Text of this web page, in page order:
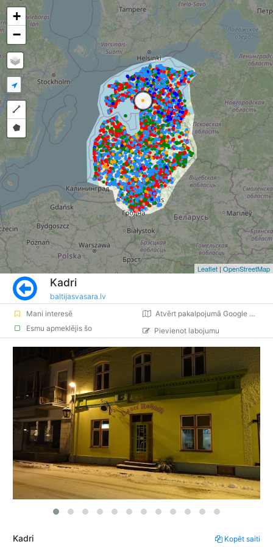
+
−
Draw a polyline
Draw a polygon
Leaflet | OpenStreetMap
Kadri
baltijasvasara.lv
Mani interesē
Esmu apmeklējis šo
Atvērt pakalpojumā Google Maps
Pievienot labojumu
Kadri Kopēt saiti